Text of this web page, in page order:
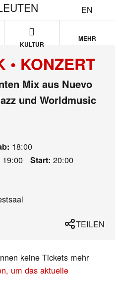
EN
KULTUR
MEHR
• KONZERT
Mix aus Nuevo
und Worldmusic
18:00
19:00 Start: 20:00
TEILEN
keine Tickets mehr
um das aktuelle